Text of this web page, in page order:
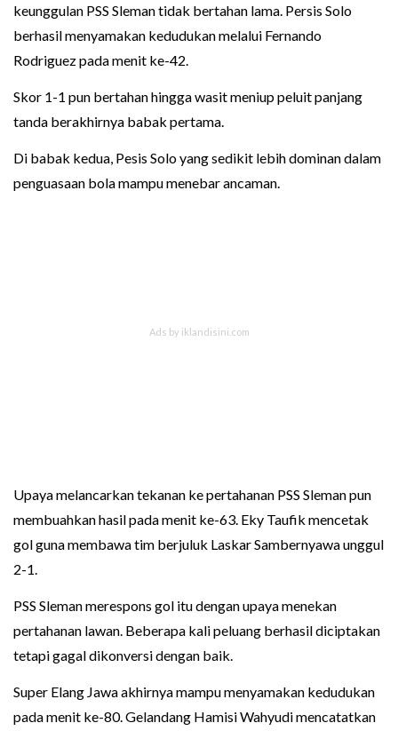
keunggulan PSS Sleman tidak bertahan lama. Persis Solo
berhasil menyamakan kedudukan melalui Fernando
Rodriguez pada menit ke-42.
Skor 1-1 pun bertahan hingga wasit meniup peluit panjang
tanda berakhirnya babak pertama.
Di babak kedua, Pesis Solo yang sedikit lebih dominan dalam
penguasaan bola mampu menebar ancaman.
Upaya melancarkan tekanan ke pertahanan PSS Sleman pun
membuahkan hasil pada menit ke-63. Eky Taufik mencetak
gol guna membawa tim berjuluk Laskar Sambernyawa unggul
2-1.
PSS Sleman merespons gol itu dengan upaya menekan
pertahanan lawan. Beberapa kali peluang berhasil diciptakan
tetapi gagal dikonversi dengan baik.
Super Elang Jawa akhirnya mampu menyamakan kedudukan
pada menit ke-80. Gelandang Hamisi Wahyudi mencatatkan